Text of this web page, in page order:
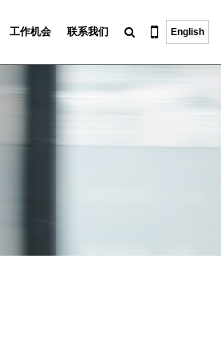
工作机会 联系我们 English